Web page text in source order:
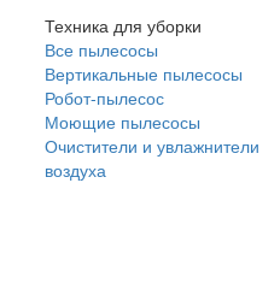
Техника для уборки
Все пылесосы
Вертикальные пылесосы
Робот-пылесос
Моющие пылесосы
Очистители и увлажнители
воздуха